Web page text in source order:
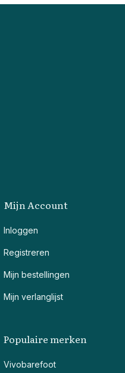
Mijn Account
Inloggen
Registreren
Mijn bestellingen
Mijn verlanglijst
Populaire merken
Vivobarefoot